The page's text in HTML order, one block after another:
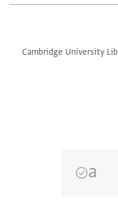
Cambridge University